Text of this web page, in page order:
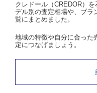
クレドール（CREDOR）
デル別の査定相場や、ブラ
覧にまとめました。
地域の特徴や自分に合った
定につなげましょう。